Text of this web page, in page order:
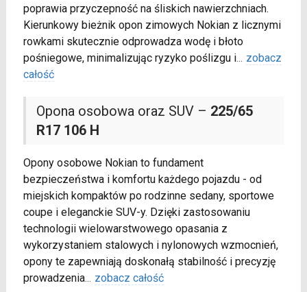
poprawia przyczepność na śliskich nawierzchniach.
Kierunkowy bieżnik opon zimowych Nokian z licznymi
rowkami skutecznie odprowadza wodę i błoto
pośniegowe, minimalizując ryzyko poślizgu i... zobacz
całość
Opona osobowa oraz SUV – 225/65
R17 106 H
Opony osobowe Nokian to fundament
bezpieczeństwa i komfortu każdego pojazdu - od
miejskich kompaktów po rodzinne sedany, sportowe
coupe i eleganckie SUV-y. Dzięki zastosowaniu
technologii wielowarstwowego opasania z
wykorzystaniem stalowych i nylonowych wzmocnień,
opony te zapewniają doskonałą stabilność i precyzję
prowadzenia... zobacz całość